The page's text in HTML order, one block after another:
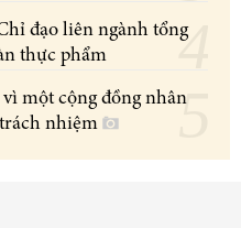
đạo liên ngành tổng
thực phẩm
một cộng đồng nhân
nhiệm